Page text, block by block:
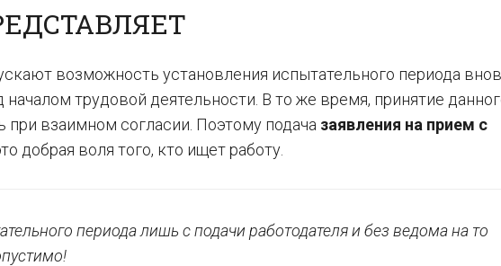
возможность установления испытательного периода
трудовой деятельности. В то же время, принятие
при взаимном согласии. Поэтому подача заявления на прием с
добрая воля того, кто ищет работу.
периода лишь с подачи работодателя и без ведома на то